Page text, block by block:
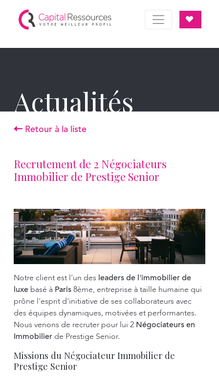
Actualités
Retour à la liste
Recrutement de 2 Négociateurs
Immobilier de Prestige Senior
Notre client est l'un des leaders de l'immobilier de
luxebasé à Paris 8ème, entreprise à taille humaine qui
prône l'esprit d'initiative de ses collaborateurs avec
des équipes dynamiques, motivées et performantes.
Nous venons de recruter pour lui 2 Négociateurs en
Immobilier de Prestige Senior.
Missions du Négociateur Immobilier de
Prestige Senior